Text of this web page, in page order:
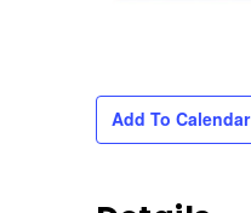
Add To Calendar